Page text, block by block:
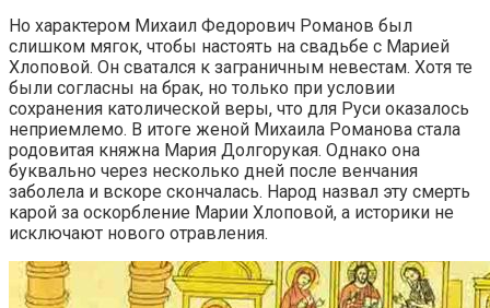
Но характером Михаил Федорович Романов был
слишком мягок, чтобы настоять на свадьбе с Марией
Хлоповой. Он сватался к заграничным невестам. Хотя те
были согласны на брак, но только при условии
сохранения католической веры, что для Руси оказалось
неприемлемо. В итоге женой Михаила Романова стала
родовитая княжна Мария Долгорукая. Однако она
буквально через несколько дней после венчания
заболела и вскоре скончалась. Народ назвал эту смерть
карой за оскорбление Марии Хлоповой, а историки не
исключают нового отравления.